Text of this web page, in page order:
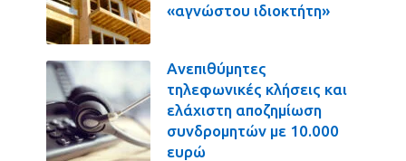
«αγνώστου ιδιοκτήτη»
Ανεπιθύμητες
τηλεφωνικές κλήσεις και
ελάχιστη αποζημίωση
συνδρομητών με 10.000
ευρώ